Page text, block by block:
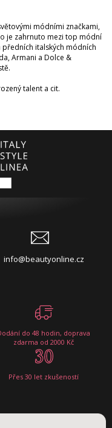
módními značkami,
je zahrnuto mezi top módní
předních italských módních
Armani a Dolce &
talent a cit.
info@beautyonline.cz
do 48 hodin, doprava
zdarma od 2000 Kč
Přes 30 let zkušeností